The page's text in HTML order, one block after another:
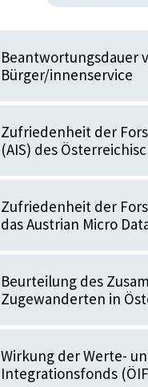
Beantwortungsdauer
Bürger/innenservice
Zufriedenheit der
(AIS) des
Zufriedenheit der
das Austrian Micro
Beurteilung des
Zugewanderten in
Wirkung der Werte-
Integrationsfonds